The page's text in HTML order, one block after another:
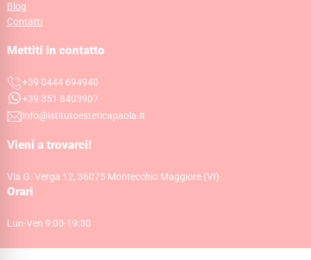
Blog
Contatti
Mettiti in contatto
+39 0444 694940
+39 351 8403907
info@istitutoesteticapaola.it
Vieni a trovarci!
Via G. Verga 12, 36075 Montecchio Maggiore (VI)
Orari
Lun-Ven 9:00-19:30